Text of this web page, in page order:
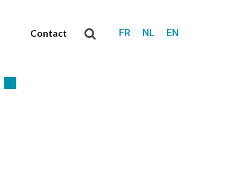
Contact Search: FR NL EN